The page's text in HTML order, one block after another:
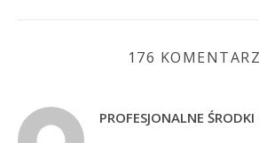
176
PROFESJONALNE